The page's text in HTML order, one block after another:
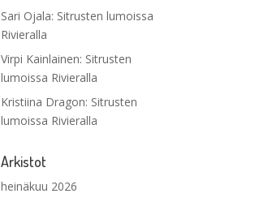
Sari Ojala: Sitrusten lumoissa
Rivieralla
Virpi Kainlainen: Sitrusten
lumoissa Rivieralla
Kristiina Dragon: Sitrusten
lumoissa Rivieralla
Arkistot
heinäkuu 2026